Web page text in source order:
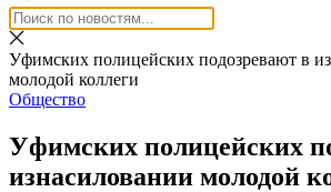
Уфимских полицейских подозревают в
молодой коллеги
Общество
Уфимских полицейских
изнасиловании молодой